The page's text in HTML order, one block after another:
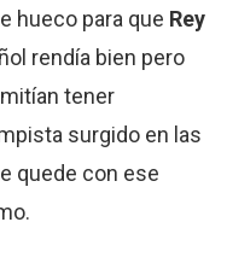
hueco para que Rey
rendía bien pero
tener
surgido en las
quede con ese